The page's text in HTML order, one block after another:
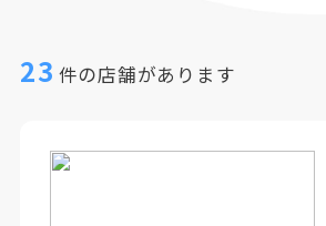
23 件の店舗があります